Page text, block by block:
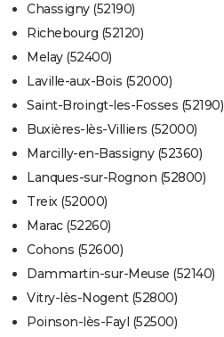
Chassigny (52190)
Richebourg (52120)
Melay (52400)
Laville-aux-Bois (52000)
Saint-Broingt-les-Fosses (52190)
Buxières-lès-Villiers (52000)
Marcilly-en-Bassigny (52360)
Lanques-sur-Rognon (52800)
Treix (52000)
Marac (52260)
Cohons (52600)
Dammartin-sur-Meuse (52140)
Vitry-lès-Nogent (52800)
Poinson-lès-Fayl (52500)